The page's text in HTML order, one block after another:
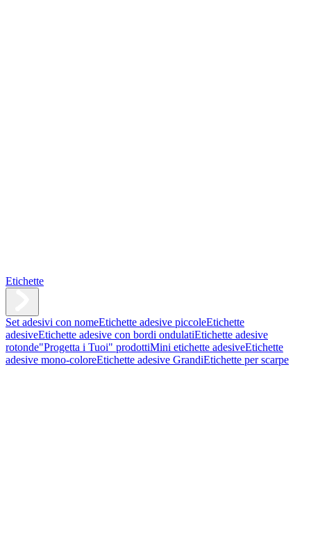
Etichette
Set adesivi con nomeEtichette adesive piccoleEtichette
adesiveEtichette adesive con bordi ondulatiEtichette adesive
rotonde"Progetta i Tuoi" prodottiMini etichette adesiveEtichette
adesive mono-coloreEtichette adesive GrandiEtichette per scarpe